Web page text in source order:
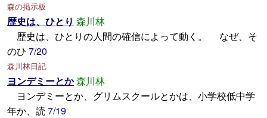
森の掲示板
歴史は、ひとり 森川林
歴史は、ひとりの人間の確信によって動く。 なぜ、そ
のひ 7/20
森川林日記
ヨンデミーとか森川林
ヨンデミーとか、グリムスクールとかは、小学校低中学
年か、読7/19